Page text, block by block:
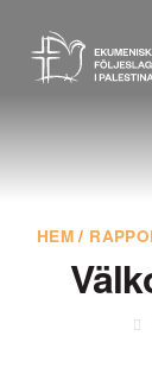
innehåll
efter?
HEM /